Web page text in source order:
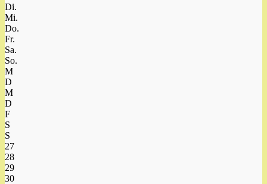
Di.
Mi.
Do.
Fr.
Sa.
So.
M
D
M
D
F
S
S
27
28
29
30